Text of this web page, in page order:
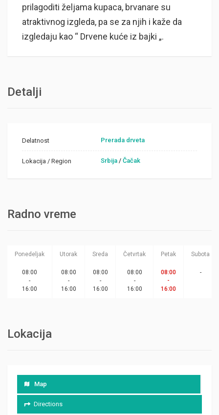
prilagoditi željama kupaca, brvanare su
atraktivnog izgleda, pa se za njih i kaže da
izgledaju kao “ Drvene kuće iz bajki „.
Detalji
Delatnost Prerada drveta
Lokacija / Region Srbija /Čačak
Radno vreme
Ponedeljak Utorak Sreda Četvrtak Petak Subota
08:00
-
16:00
08:00
-
16:00
08:00
-
16:00
08:00
-
16:00
08:00
-
16:00
-
Lokacija
Map
Directions